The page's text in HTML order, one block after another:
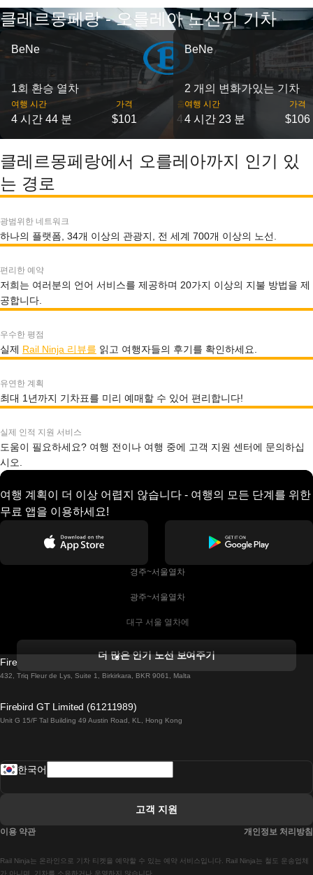
클레르몽페랑 - 오를레아 노선의 기차
BeNe
1회 환승 열차
여행 시간
4 시간 44 분
가격
$101
출발
4
BeNe
2 개의 변화가있는 기차
여행 시간
4 시간 23 분
가격
$106
클레르몽페랑에서 오를레아까지 인기 있
는 경로
광범위한 네트워크
하나의 플랫폼, 34개 이상의 관광지, 전 세계 700개 이상의 노선.
편리한 예약
저희는 여러분의 언어 서비스를 제공하며 20가지 이상의 지불 방법을 제
공합니다.
우수한 평점
실제 Rail Ninja 리뷰를 읽고 여행자들의 후기를 확인하세요.
유연한 계획
최대 1년까지 기차표를 미리 예매할 수 있어 편리합니다!
실제 인적 지원 서비스
도움이 필요하세요? 여행 전이나 여행 중에 고객 지원 센터에 문의하십
시오.
여행 계획이 더 이상 어렵지 않습니다 - 여행의 모든 단계를 위한
무료 앱을 이용하세요!
경주~서울열차
광주~서울열차
대구 서울 열차에
더블린에서 골웨이 열차
로마에서 나폴리 열차
더 많은 인기 노선 보여주기
Firebird GT Limited (OC 1451)
432, Triq Fleur de Lys, Suite 1, Birkirkara, BKR 9061, Malta
Firebird GT Limited (61211989)
Unit G 15/F Tal Building 49 Austin Road, KL, Hong Kong
Rail Ninja는 온라인으로 기차 티켓을 예약할 수 있는 예약 서비스입니다. Rail Ninja는 철도 운송업체
가 아니며, 기차를 소유하거나 운영하지 않습니다.
한국어
고객 지원
이용 약관 개인정보 처리방침